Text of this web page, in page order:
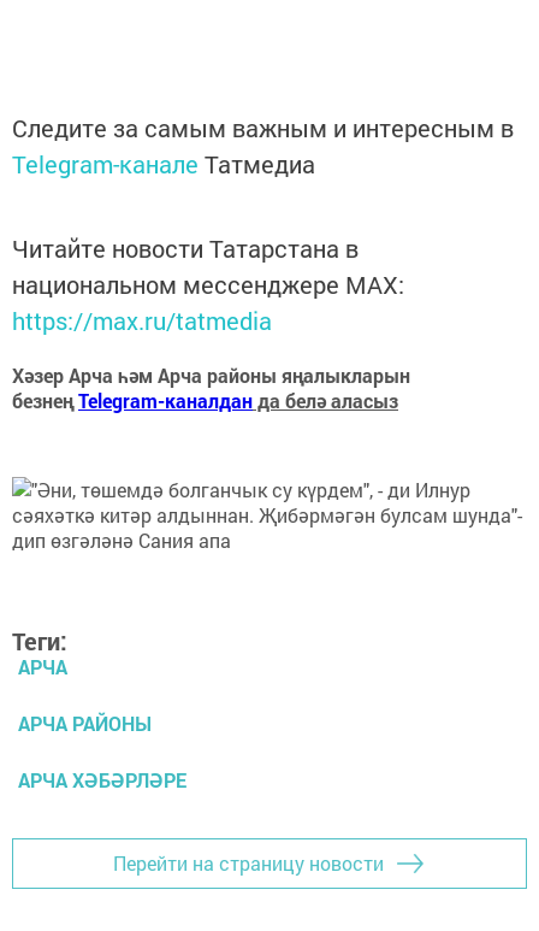
Следите за самым важным и интересным в
Telegram-канале Татмедиа
Читайте новости Татарстана в
национальном мессенджере MАХ:
https://max.ru/tatmedia
Хәзер Арча һәм Арча районы яңалыкларын
безнеңTelegram-каналданда белә аласыз
Теги:
АРЧА
АРЧА РАЙОНЫ
АРЧА ХӘБӘРЛӘРЕ
Перейти на страницу новости